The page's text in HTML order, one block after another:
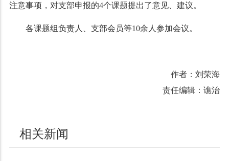
注意事项，对支部申报的4个课题提出了意见、建议。
各课题组负责人、支部会员等10余人参加会议。
作者：刘荣海
责任编辑：谯治
相关新闻